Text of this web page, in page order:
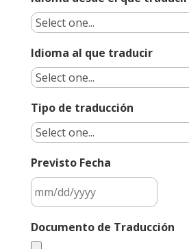
Idioma al que traducir
Tipo de traducción
Previsto Fecha
slash
Documento de Traducción